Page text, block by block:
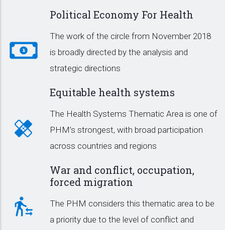
Political Economy For Health
The work of the circle from November 2018
is broadly directed by the analysis and
strategic directions
Equitable health systems
The Health Systems Thematic Area is one of
PHM’s strongest, with broad participation
across countries and regions
War and conflict, occupation,
forced migration
The PHM considers this thematic area to be
a priority due to the level of conflict and